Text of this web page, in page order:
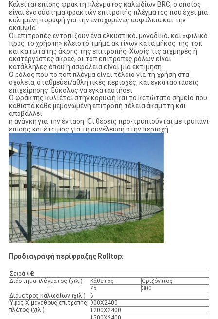
Καλείται επίσης φράκτη πλέγματος καλωδίων BRC, ο οποίος
είναι ένα σύστημα φρακτών επιτροπής πλέγματος που έχει μια
κυλημένη κορυφή για την ενισχυμένες ασφάλεια και την
ακαμψία.
Οι επιτροπές εντοπίζουν ένα ελκυστικό, μοναδικό, και «φιλικό
προς το χρήστη» κλειστό τμήμα ακτίνων κατά μήκος της τοπ
και κατώτατης άκρης της επιτροπής. Χωρίς τις αιχμηρές ή
ακατέργαστες άκρες, οι τοπ επιτροπές ρόλων είναι
κατάλληλες όπου η ασφάλεια είναι μια εκτίμηση.
Ο ρόλος που το τοπ πλέγμα είναι τέλειο για τη χρήση στα
σχολεία, σταθμεύει/αθλητικές περιοχές, και εγκαταστάσεις
επιχείρησης. Εύκολος να εγκαταστήσει
Ο φράκτης κυλιέται στην κορυφή και το κατώτατο σημείο που
καθιστά κάθε μεμονωμένη επιτροπή τέλεια άκαμπτη και
αποβάλλει
η ανάγκη για την ένταση. Οι θέσεις προ-τρυπιούνται με τρυπάνι
επίσης και έτοιμος για τη συνέλευση στην περιοχή
Προδιαγραφή περίφραξης Rolltop:
Σειρά ΦΒ
Διάστημα πλέγματος (χιλ.)
Κάθετος
Οριζόντιος
75
300
Διάμετρος καλωδίων (χιλ.)
6
Ύψος Χ μεγέθους επιτροπής
πλάτος (χιλ.)
900X2400
1200X2400
1500X2400